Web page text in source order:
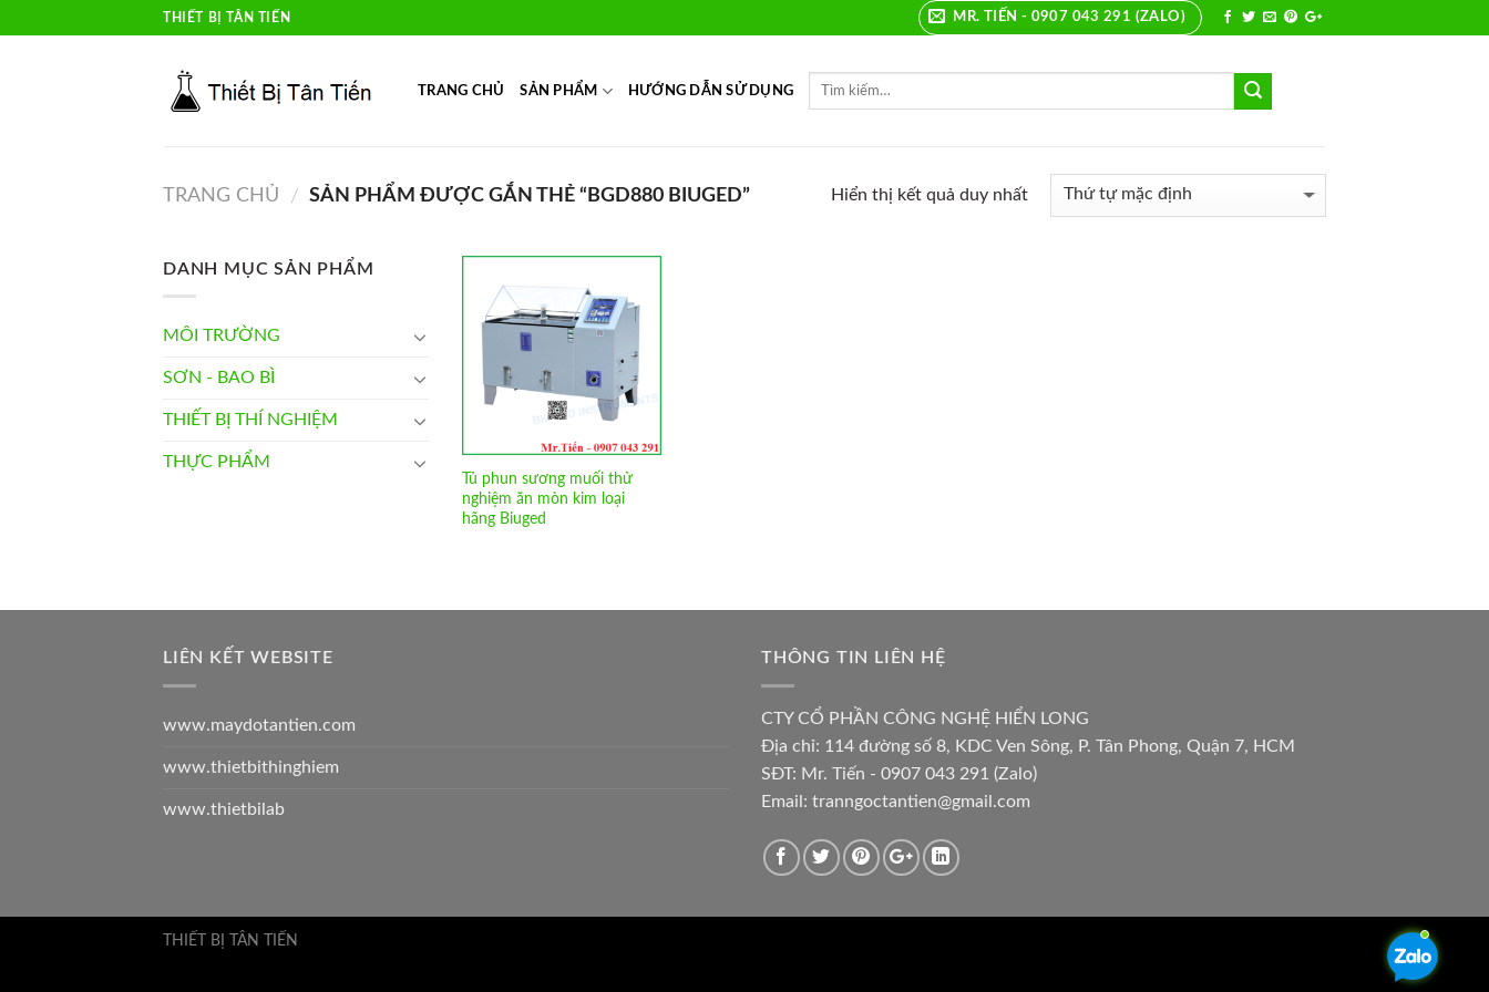
to
THIẾT BỊ TÂN TIẾN MR. TIẾN - 0907 043 291 (ZALO)
TRANG CHỦ SẢN PHẨM HƯỚNG DẪN SỬ DỤNG
TRANG CHỦ / SẢN PHẨM ĐƯỢC GẮN THẺ “BGD880 BIUGED” Hiển thị kết quả duy nhất
DANH MỤC SẢN PHẨM
MÔI TRƯỜNG
SƠN - BAO BÌ
THIẾT BỊ THÍ NGHIỆM
THỰC PHẨM
Add to
Wishlist
Tủ phun sương muối thử
nghiệm ăn mòn kim loại
hãng Biuged
LIÊN KẾT WEBSITE
www.maydotantien.com
www.thietbithinghiem
www.thietbilab
THÔNG TIN LIÊN HỆ
CTY CỔ PHẦN CÔNG NGHỆ HIỂN LONG
Địa chỉ: 114 đường số 8, KDC Ven Sông, P. Tân Phong, Quận 7, HCM
SĐT: Mr. Tiến - 0907 043 291 (Zalo)
Email: tranngoctantien@gmail.com
THIẾT BỊ TÂN TIẾN